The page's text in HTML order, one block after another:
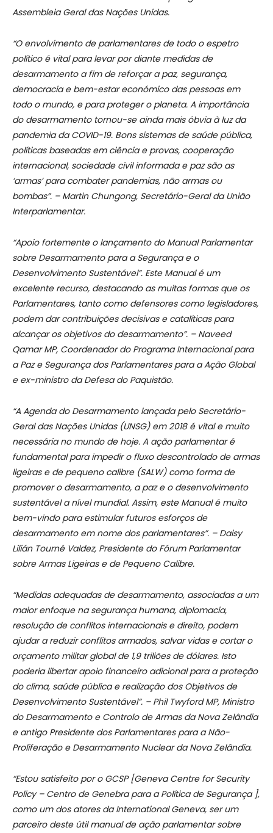
Assembleia Geral das Nações Unidas.
“O envolvimento de parlamentares de todo o espetro
político é vital para levar por diante medidas de
desarmamento a fim de reforçar a paz, segurança,
democracia e bem-estar económico das pessoas em
todo o mundo, e para proteger o planeta. A importância
do desarmamento tornou-se ainda mais óbvia à luz da
pandemia da COVID-19. Bons sistemas de saúde pública,
políticas baseadas em ciência e provas, cooperação
internacional, sociedade civil informada e paz são as
‘armas’ para combater pandemias, não armas ou
bombas”. – Martin Chungong, Secretário-Geral da União
Interparlamentar.
“Apoio fortemente o lançamento do Manual Parlamentar
sobre Desarmamento para a Segurança e o
Desenvolvimento Sustentável”. Este Manual é um
excelente recurso, destacando as muitas formas que os
Parlamentares, tanto como defensores como legisladores,
podem dar contribuições decisivas e catalíticas para
alcançar os objetivos do desarmamento”. – Naveed
Qamar MP, Coordenador do Programa Internacional para
a Paz e Segurança dos Parlamentares para a Ação Global
e ex-ministro da Defesa do Paquistão.
“A Agenda do Desarmamento lançada pelo Secretário-
Geral das Nações Unidas (UNSG) em 2018 é vital e muito
necessária no mundo de hoje. A ação parlamentar é
fundamental para impedir o fluxo descontrolado de armas
ligeiras e de pequeno calibre (SALW) como forma de
promover o desarmamento, a paz e o desenvolvimento
sustentável a nível mundial. Assim, este Manual é muito
bem-vindo para estimular futuros esforços de
desarmamento em nome dos parlamentares”. – Daisy
Lilián Tourné Valdez, Presidente do Fórum Parlamentar
sobre Armas Ligeiras e de Pequeno Calibre.
“Medidas adequadas de desarmamento, associadas a um
maior enfoque na segurança humana, diplomacia,
resolução de conflitos internacionais e direito, podem
ajudar a reduzir conflitos armados, salvar vidas e cortar o
orçamento militar global de 1,9 triliões de dólares. Isto
poderia libertar apoio financeiro adicional para a proteção
do clima, saúde pública e realização dos Objetivos de
Desenvolvimento Sustentável”. – Phil Twyford MP, Ministro
do Desarmamento e Controlo de Armas da Nova Zelândia
e antigo Presidente dos Parlamentares para a Não-
Proliferação e Desarmamento Nuclear da Nova Zelândia.
“Estou satisfeito por o GCSP [Geneva Centre for Security
Policy – Centro de Genebra para a Política de Segurança ],
como um dos atores da International Geneva, ser um
parceiro deste útil manual de ação parlamentar sobre